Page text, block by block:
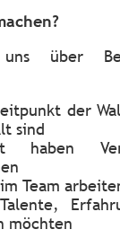
über
der
sind
haben
Team
möchten